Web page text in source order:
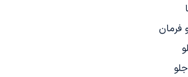
فرمان